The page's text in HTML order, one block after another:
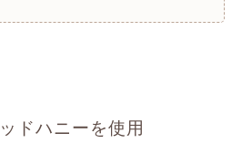
ドハニーを使用